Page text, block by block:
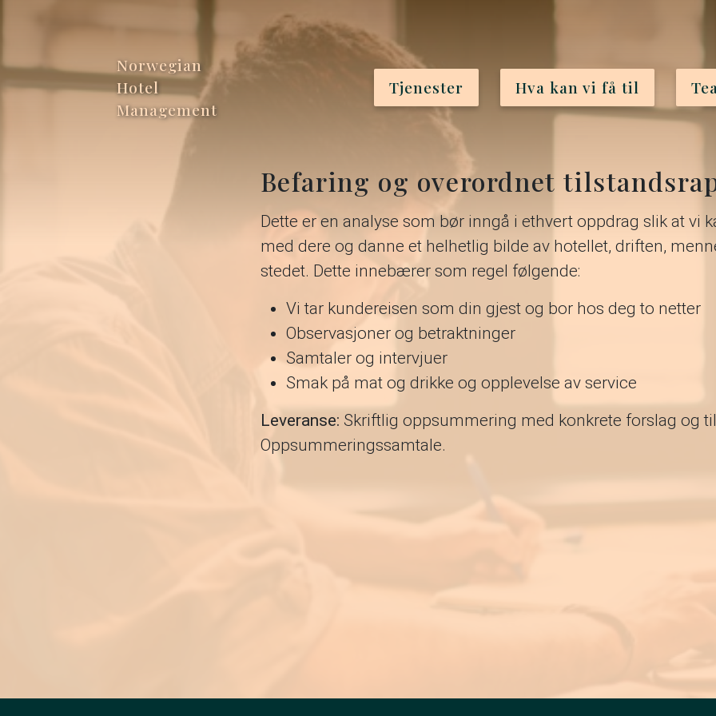
Norwegian
Hotel
Management
Tjenester Hva kan vi få til
Befaring og overordnet
Dette er en analyse som bør inngå i ethvert oppdrag slik at vi
med dere og danne et helhetlig bilde av hotellet, driften,
stedet. Dette innebærer som regel følgende:
Vi tar kundereisen som din gjest og bor hos deg to netter
Observasjoner og betraktninger
Samtaler og intervjuer
Smak på mat og drikke og opplevelse av service
Leveranse: Skriftlig oppsummering med konkrete forslag og
Oppsummeringssamtale.